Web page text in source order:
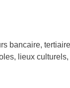
bancaire,
lieux